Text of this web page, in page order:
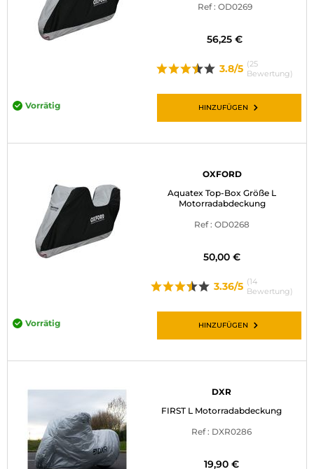
Ref : OD0269
56,25 €
3.8/5 (25
Bewertung)
Vorrätig HINZUFÜGEN
OXFORD
Aquatex Top-Box Größe L
Motorradabdeckung
Ref : OD0268
50,00 €
3.36/5 (14
Bewertung)
Vorrätig HINZUFÜGEN
DXR
FIRST L Motorradabdeckung
Ref : DXR0286
19,90 €